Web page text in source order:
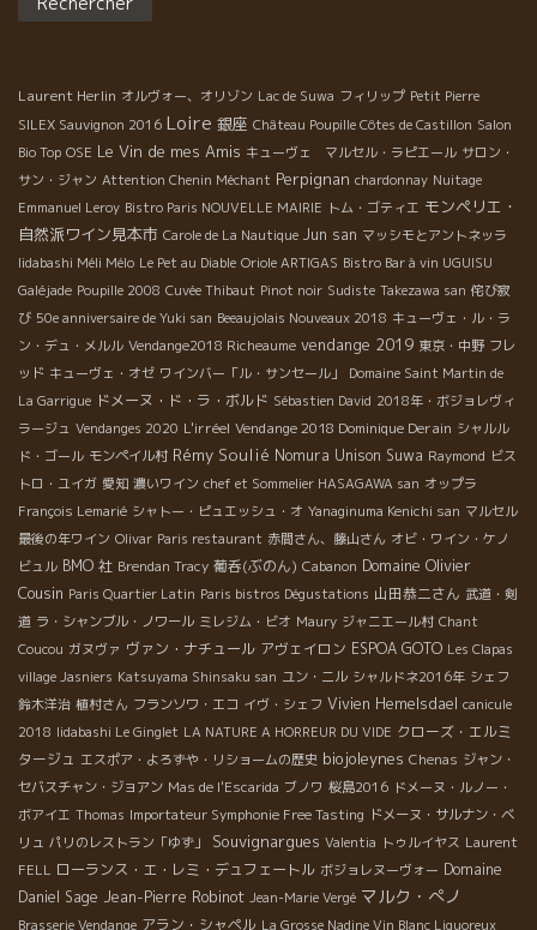
Laurent Herlin オルヴォー、オリゾン Lac de Suwa フィリップ Petit Pierre
SILEX Sauvignon 2016 Loire 銀座 Château Poupille Côtes de Castillon Salon
Bio Top OSE Le Vin de mes Amis キューヴェ マルセル・ラピエール サロン・
サン・ジャン Attention Chenin Méchant Perpignan chardonnay Nuitage
Emmanuel Leroy Bistro Paris NOUVELLE MAIRIE トム・ゴティエ モンペリエ・
自然派ワイン見本市 Carole de La Nautique Jun san マッシモとアントネッラ
Iidabashi Méli Mélo Le Pet au Diable Oriole ARTIGAS Bistro Bar à vin UGUISU
Galéjade Poupille 2008 Cuvée Thibaut Pinot noir Sudiste Takezawa san 侘び寂
び 50e anniversaire de Yuki san Beeaujolais Nouveaux 2018 キューヴェ・ル・ラ
ン・デュ・メルル Vendange2018 Richeaume vendange 2019 東京・中野 フレ
ッド キューヴェ・オゼ ワインバー「ル・サンセール」
Domaine Saint Martin de
La Garrigue ドメーヌ・ド・ラ・ボルド Sébastien David 2018年・ボジョレヴィ
ラージュ Vendanges 2020 L'irréel Vendange 2018 Dominique Derain シャルル
ド・ゴール モンペイル村 Rémy Soulié Nomura Unison Suwa Raymond ビス
トロ・ユイガ 愛知 濃いワイン chef et Sommelier HASAGAWA san オップラ
François Lemarié シャトー・ピュエッシュ・オ Yanaginuma Kenichi san マルセル
最後の年ワイン Olivar Paris restaurant 赤間さん、藤山さん オビ・ワイン・ケノ
ビュル BMO 社 Brendan Tracy 葡呑(ぶのん) Cabanon Domaine Olivier
Cousin Paris Quartier Latin Paris bistros Dégustations 山田恭二さん 武道・剣
道 ラ・シャンブル・ノワール ミレジム・ビオ Maury ジャニエール村 Chant
Coucou ガヌヴァ ヴァン・ナチュール アヴェイロン ESPOA GOTO Les Clapas
village Jasniers Katsuyama Shinsaku san ユン・ニル シャルドネ2016年 シェフ
鈴木洋治 植村さん フランソワ・エコ イヴ・シェフ Vivien Hemelsdael canicule
2018 Iidabashi Le Ginglet LA NATURE A HORREUR DU VIDE クローズ・エルミ
タージュ エスポア・よろずや・リショームの歴史 biojoleynes Chenas ジャン・
セバスチャン・ジョアン Mas de l'Escarida ブノワ 桜島2016 ドメーヌ・ルノー・
ボアイエ Thomas Importateur Symphonie Free Tasting ドメーヌ・サルナン・ベ
リュ パリのレストラン「ゆず」 Souvignargues Valentia トゥルイヤス Laurent
FELL ローランス・エ・レミ・デュフェートル ボジョレヌーヴォー Domaine
Daniel Sage Jean-Pierre Robinot Jean-Marie Vergé マルク・ぺノ
Brasserie Vendange アラン・シャペル La Grosse Nadine Vin Blanc Liquoreux